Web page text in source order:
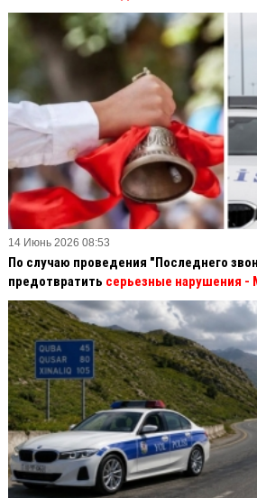
14 Июнь 2026 08:53
По случаю проведения "Последнего
предотвратить серьезные нарушения